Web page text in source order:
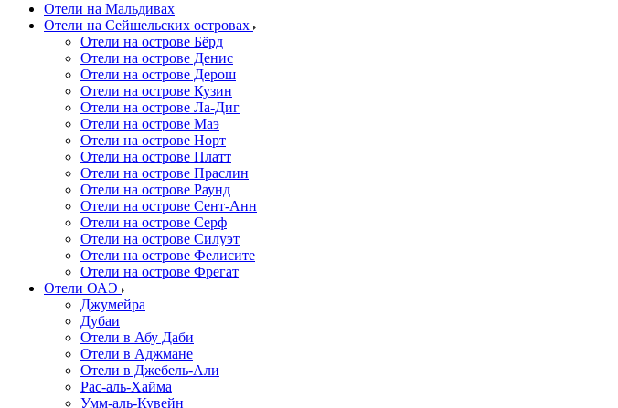
Отели на Мальдивах
Отели на Сейшельских островах
Отели на острове Бёрд
Отели на острове Денис
Отели на острове Дерош
Отели на острове Кузин
Отели на острове Ла-Диг
Отели на острове Маэ
Отели на острове Норт
Отели на острове Платт
Отели на острове Праслин
Отели на острове Раунд
Отели на острове Сент-Анн
Отели на острове Серф
Отели на острове Силуэт
Отели на острове Фелисите
Отели на острове Фрегат
Отели ОАЭ
Джумейра
Дубаи
Отели в Абу Даби
Отели в Аджмане
Отели в Джебель-Али
Рас-аль-Хайма
Умм-аль-Кувейн